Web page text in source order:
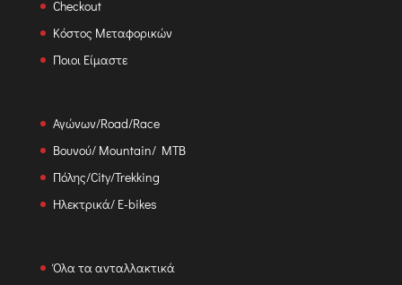
Checkout
Κόστος Μεταφορικών
Ποιοι Είμαστε
Αγώνων/Road/Race
Βουνού/ Mountain/ MTB
Πόλης/City/Trekking
Ηλεκτρικά/ E-bikes
Όλα τα ανταλλακτικά